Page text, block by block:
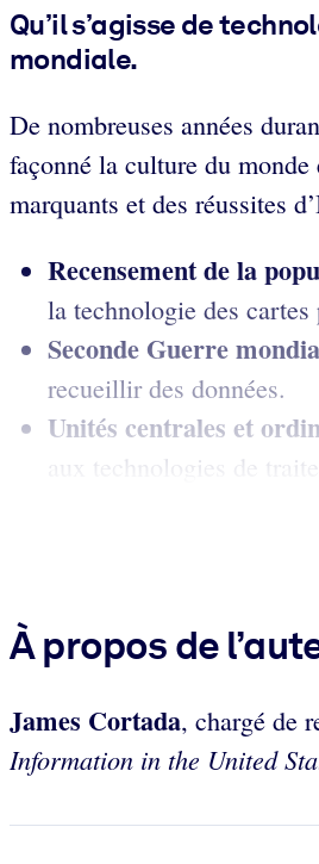
Qu’il s’agisse de
mondiale.
De nombreuses années
façonné la culture du monde
marquants et des réussites
Recensement de la
la technologie des
Seconde Guerre
recueillir des données.
Unités centrales et
aux technologies de
À propos de
James Cortada, chargé de
Information in the United